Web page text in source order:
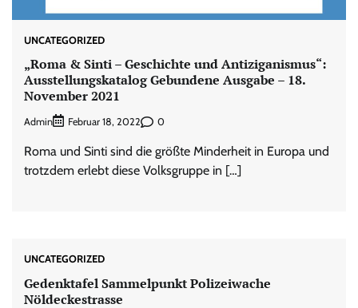
UNCATEGORIZED
„Roma & Sinti – Geschichte und Antiziganismus“:
Ausstellungskatalog Gebundene Ausgabe – 18.
November 2021
Admin Februar 18, 2022 0
Roma und Sinti sind die größte Minderheit in Europa und
trotzdem erlebt diese Volksgruppe in […]
UNCATEGORIZED
Gedenktafel Sammelpunkt Polizeiwache
Nöldeckestrasse